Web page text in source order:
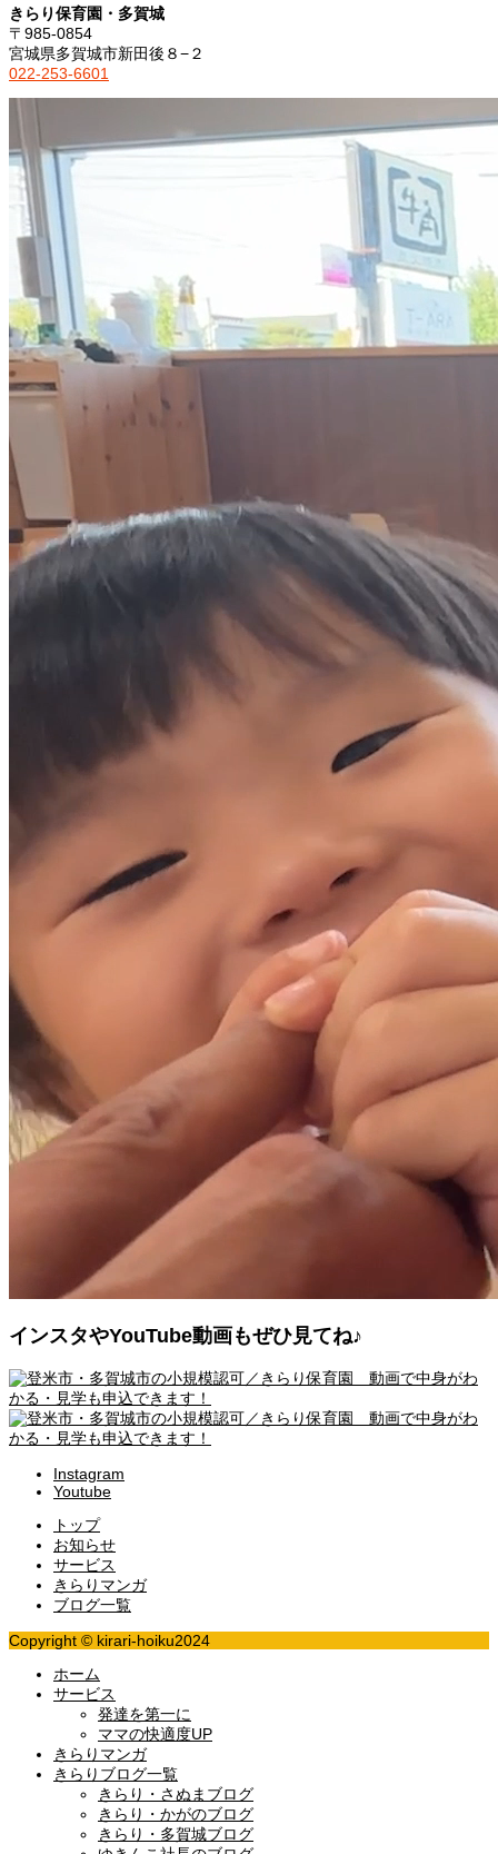
きらり保育園・多賀城
〒985-0854
宮城県多賀城市新田後８−２
022-253-6601
インスタやYouTube動画もぜひ見てね♪
Instagram
Youtube
トップ
お知らせ
サービス
きらりマンガ
ブログ一覧
Copyright © kirari-hoiku2024
ホーム
サービス
発達を第一に
ママの快適度UP
きらりマンガ
きらりブログ一覧
きらり・さぬまブログ
きらり・かがのブログ
きらり・多賀城ブログ